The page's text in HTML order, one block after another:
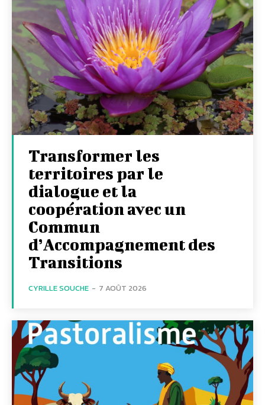
Transformer les
territoires par le
dialogue et la
coopération avec un
Commun
d’Accompagnement des
Transitions
CYRILLE SOUCHE - 7 AOÛT 2026